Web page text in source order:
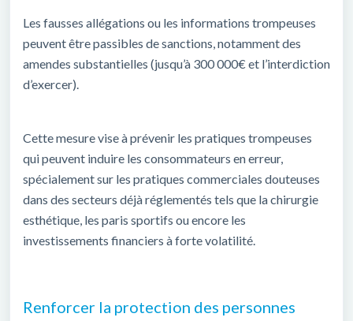
Les fausses allégations ou les informations trompeuses
peuvent être passibles de sanctions, notamment des
amendes substantielles (jusqu’à 300 000€ et l’interdiction
d’exercer).
Cette mesure vise à prévenir les pratiques trompeuses
qui peuvent induire les consommateurs en erreur,
spécialement sur les pratiques commerciales douteuses
dans des secteurs déjà réglementés tels que la chirurgie
esthétique, les paris sportifs ou encore les
investissements financiers à forte volatilité.
Renforcer la protection des personnes